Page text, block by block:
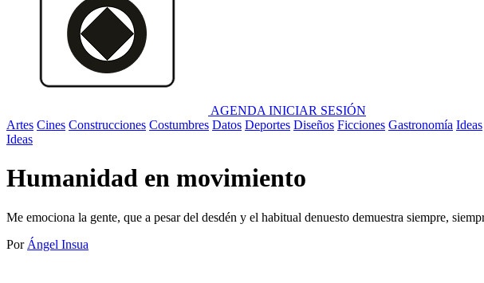
AGENDA INICIAR SESIÓN
Artes Cines Construcciones Costumbres Datos Deportes Diseños Ficciones Gastronomía Ideas
Ideas
Humanidad en movimiento
Me emociona la gente, que a pesar del desdén y el habitual denuesto demuestra siempre,
Por Ángel Insua